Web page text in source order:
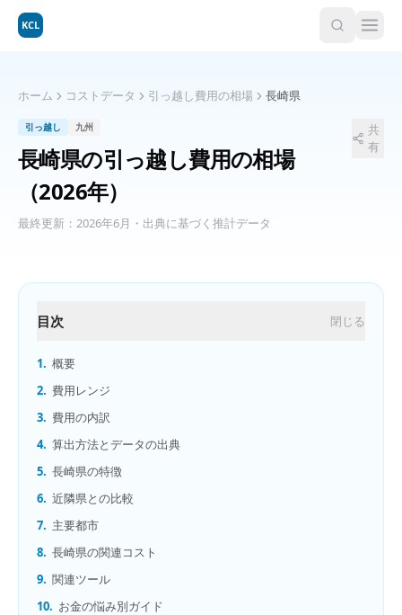
KCL
ホーム コストデータ 引っ越し費用の相場 長崎県
引っ越し 九州
長崎県の引っ越し費用の相場
（2026年）
最終更新： 2026年6月 ・出典に基づく推計データ
共
有
目次 閉じる
1. 概要
2. 費用レンジ
3. 費用の内訳
4. 算出方法とデータの出典
5. 長崎県の特徴
6. 近隣県との比較
7. 主要都市
8. 長崎県の関連コスト
9. 関連ツール
10. お金の悩み別ガイド